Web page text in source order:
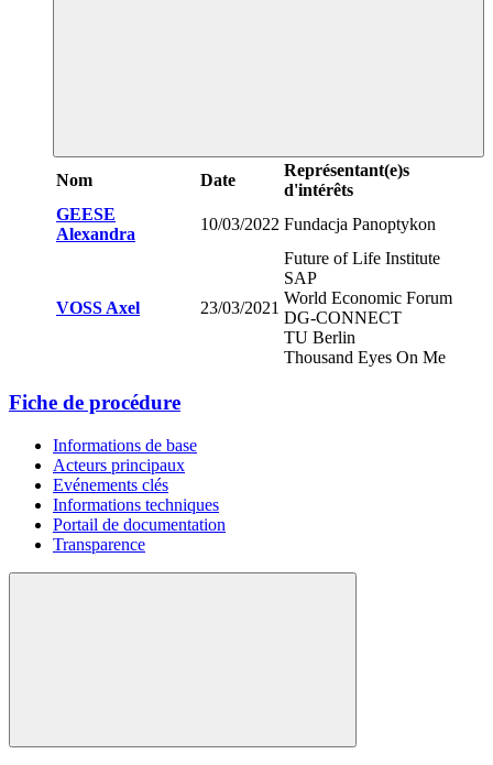
Nom Date
Représentant(e)s
d'intérêts
GEESE
Alexandra
10/03/2022 Fundacja Panoptykon
VOSS Axel 23/03/2021
Future of Life Institute
SAP
World Economic Forum
DG-CONNECT
TU Berlin
Thousand Eyes On Me
Fiche de procédure
Informations de base
Acteurs principaux
Evénements clés
Informations techniques
Portail de documentation
Transparence